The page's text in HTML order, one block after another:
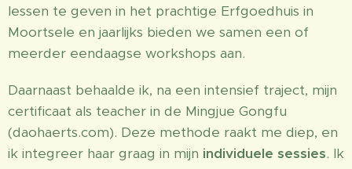
lessen te geven in het prachtige Erfgoedhuis in
Moortsele en jaarlijks bieden we samen een of
meerder eendaagse workshops aan.
Daarnaast behaalde ik, na een intensief traject, mijn
certificaat als teacher in de Mingjue Gongfu
(daohaerts.com). Deze methode raakt me diep, en
ik integreer haar graag in mijn individuele sessies. Ik